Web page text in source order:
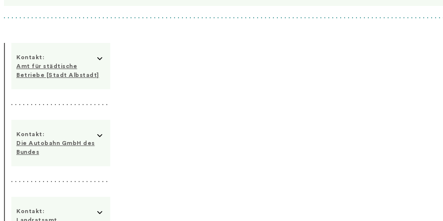
Kontakt:
Amt für städtische
Betriebe [Stadt Albstadt]
Kontakt:
Die Autobahn GmbH des
Bundes
Kontakt: